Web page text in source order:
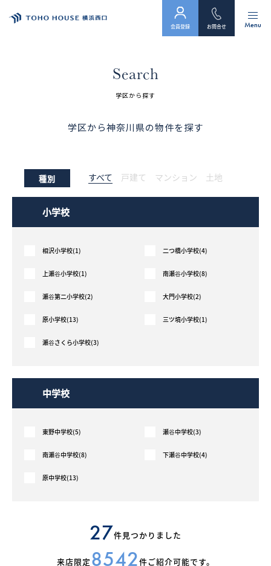
会員フォーム
会社案内
スタッフ紹介（「住まい」のコンサルタント）
お知らせ
採用情報
ログイン
What’s MIRAKARE
Menu
お問合せ
会員登録
Search
学区から探す
学区から神奈川県の物件を探す
種別 すべて 戸建て マンション 土地
小学校
相沢小学校(1) 二つ橋小学校(4)
上瀬谷小学校(1) 南瀬谷小学校(8)
瀬谷第二小学校(2) 大門小学校(2)
原小学校(13) 三ツ境小学校(1)
瀬谷さくら小学校(3)
中学校
東野中学校(5) 瀬谷中学校(3)
南瀬谷中学校(8) 下瀬谷中学校(4)
原中学校(13)
27件見つかりました
来店限定 8542件ご紹介可能です。